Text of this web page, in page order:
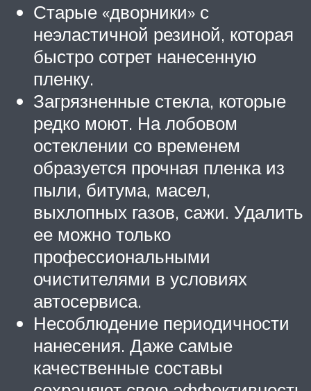
Старые «дворники» с
неэластичной резиной, которая
быстро сотрет нанесенную
пленку.
Загрязненные стекла, которые
редко моют. На лобовом
остеклении со временем
образуется прочная пленка из
пыли, битума, масел,
выхлопных газов, сажи. Удалить
ее можно только
профессиональными
очистителями в условиях
автосервиса.
Несоблюдение периодичности
нанесения. Даже самые
качественные составы